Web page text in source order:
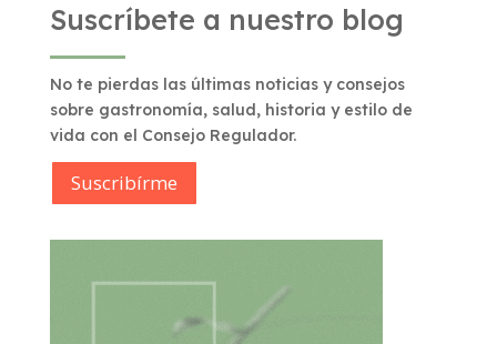
Suscríbete a nuestro blog
No te pierdas las últimas noticias y consejos
sobre gastronomía, salud, historia y estilo de
vida con el Consejo Regulador.
Suscribírme